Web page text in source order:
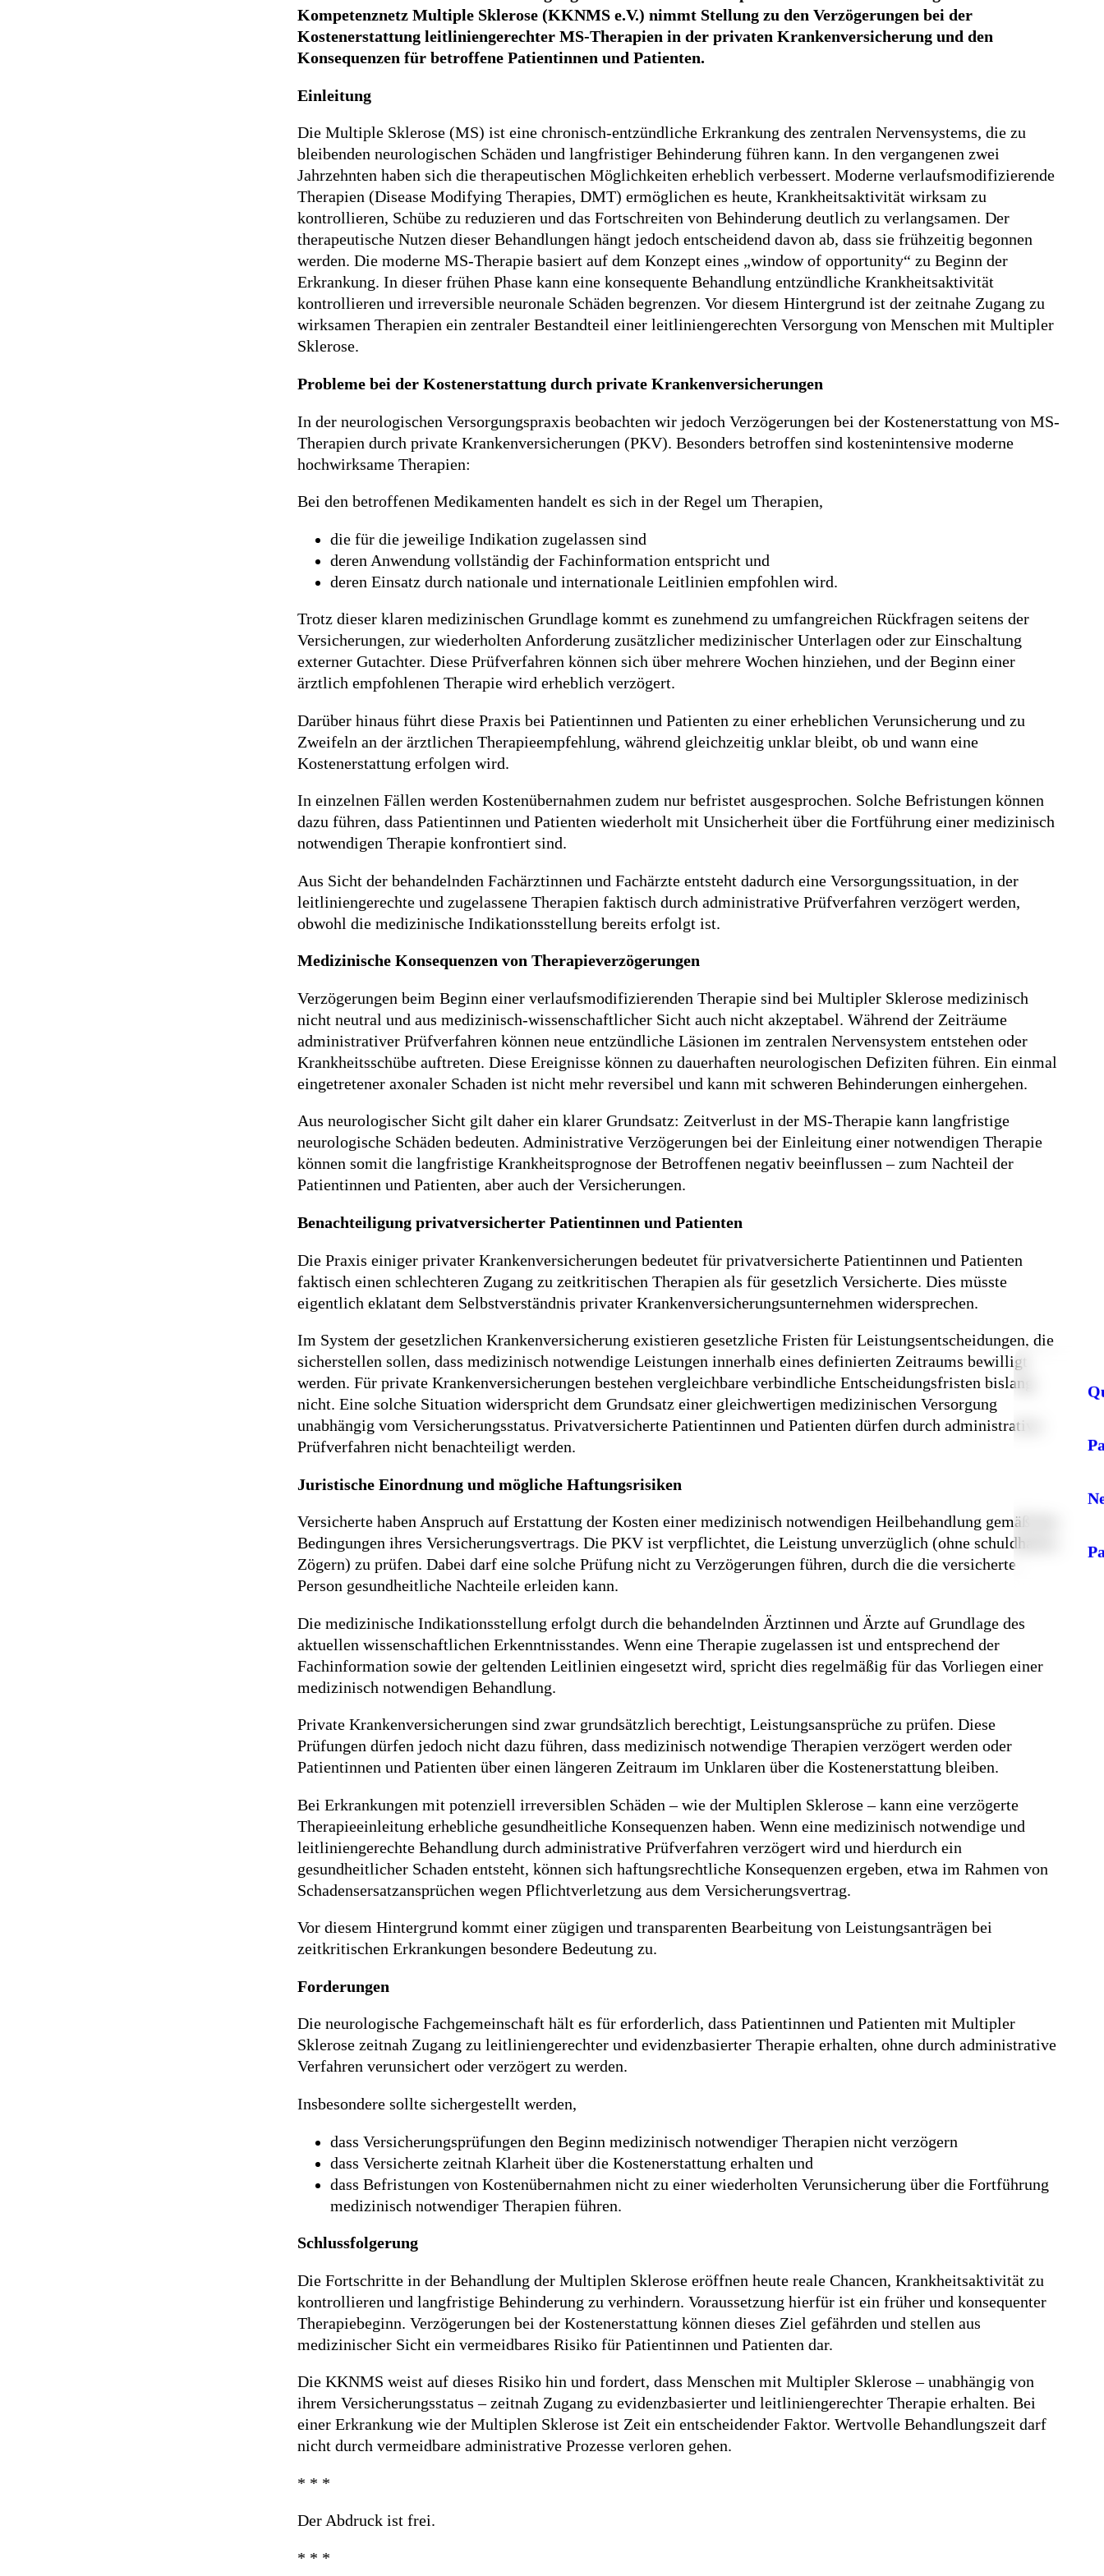
Kompetenznetz Multiple Sklerose (KKNMS e.V.) nimmt Stellung zu den Verzögerungen bei der
Kostenerstattung leitliniengerechter MS-Therapien in der privaten Krankenversicherung und den
Konsequenzen für betroffene Patientinnen und Patienten.
Einleitung
Die Multiple Sklerose (MS) ist eine chronisch-entzündliche Erkrankung des zentralen Nervensystems, die zu
bleibenden neurologischen Schäden und langfristiger Behinderung führen kann. In den vergangenen zwei
Jahrzehnten haben sich die therapeutischen Möglichkeiten erheblich verbessert. Moderne verlaufsmodifizierende
Therapien (Disease Modifying Therapies, DMT) ermöglichen es heute, Krankheitsaktivität wirksam zu
kontrollieren, Schübe zu reduzieren und das Fortschreiten von Behinderung deutlich zu verlangsamen. Der
therapeutische Nutzen dieser Behandlungen hängt jedoch entscheidend davon ab, dass sie frühzeitig begonnen
werden. Die moderne MS-Therapie basiert auf dem Konzept eines „window of opportunity“ zu Beginn der
Erkrankung. In dieser frühen Phase kann eine konsequente Behandlung entzündliche Krankheitsaktivität
kontrollieren und irreversible neuronale Schäden begrenzen. Vor diesem Hintergrund ist der zeitnahe Zugang zu
wirksamen Therapien ein zentraler Bestandteil einer leitliniengerechten Versorgung von Menschen mit Multipler
Sklerose.
Probleme bei der Kostenerstattung durch private Krankenversicherungen
In der neurologischen Versorgungspraxis beobachten wir jedoch Verzögerungen bei der Kostenerstattung von MS-
Therapien durch private Krankenversicherungen (PKV). Besonders betroffen sind kostenintensive moderne
hochwirksame Therapien:
Bei den betroffenen Medikamenten handelt es sich in der Regel um Therapien,
die für die jeweilige Indikation zugelassen sind
deren Anwendung vollständig der Fachinformation entspricht und
deren Einsatz durch nationale und internationale Leitlinien empfohlen wird.
Trotz dieser klaren medizinischen Grundlage kommt es zunehmend zu umfangreichen Rückfragen seitens der
Versicherungen, zur wiederholten Anforderung zusätzlicher medizinischer Unterlagen oder zur Einschaltung
externer Gutachter. Diese Prüfverfahren können sich über mehrere Wochen hinziehen, und der Beginn einer
ärztlich empfohlenen Therapie wird erheblich verzögert.
Darüber hinaus führt diese Praxis bei Patientinnen und Patienten zu einer erheblichen Verunsicherung und zu
Zweifeln an der ärztlichen Therapieempfehlung, während gleichzeitig unklar bleibt, ob und wann eine
Kostenerstattung erfolgen wird.
In einzelnen Fällen werden Kostenübernahmen zudem nur befristet ausgesprochen. Solche Befristungen können
dazu führen, dass Patientinnen und Patienten wiederholt mit Unsicherheit über die Fortführung einer medizinisch
notwendigen Therapie konfrontiert sind.
Aus Sicht der behandelnden Fachärztinnen und Fachärzte entsteht dadurch eine Versorgungssituation, in der
leitliniengerechte und zugelassene Therapien faktisch durch administrative Prüfverfahren verzögert werden,
obwohl die medizinische Indikationsstellung bereits erfolgt ist.
Medizinische Konsequenzen von Therapieverzögerungen
Verzögerungen beim Beginn einer verlaufsmodifizierenden Therapie sind bei Multipler Sklerose medizinisch
nicht neutral und aus medizinisch-wissenschaftlicher Sicht auch nicht akzeptabel. Während der Zeiträume
administrativer Prüfverfahren können neue entzündliche Läsionen im zentralen Nervensystem entstehen oder
Krankheitsschübe auftreten. Diese Ereignisse können zu dauerhaften neurologischen Defiziten führen. Ein einmal
eingetretener axonaler Schaden ist nicht mehr reversibel und kann mit schweren Behinderungen einhergehen.
Aus neurologischer Sicht gilt daher ein klarer Grundsatz: Zeitverlust in der MS-Therapie kann langfristige
neurologische Schäden bedeuten. Administrative Verzögerungen bei der Einleitung einer notwendigen Therapie
können somit die langfristige Krankheitsprognose der Betroffenen negativ beeinflussen – zum Nachteil der
Patientinnen und Patienten, aber auch der Versicherungen.
Benachteiligung privatversicherter Patientinnen und Patienten
Die Praxis einiger privater Krankenversicherungen bedeutet für privatversicherte Patientinnen und Patienten
faktisch einen schlechteren Zugang zu zeitkritischen Therapien als für gesetzlich Versicherte. Dies müsste
eigentlich eklatant dem Selbstverständnis privater Krankenversicherungsunternehmen widersprechen.
Im System der gesetzlichen Krankenversicherung existieren gesetzliche Fristen für Leistungsentscheidungen, die
sicherstellen sollen, dass medizinisch notwendige Leistungen innerhalb eines definierten Zeitraums bewilligt
werden. Für private Krankenversicherungen bestehen vergleichbare verbindliche Entscheidungsfristen bislang
nicht. Eine solche Situation widerspricht dem Grundsatz einer gleichwertigen medizinischen Versorgung
unabhängig vom Versicherungsstatus. Privatversicherte Patientinnen und Patienten dürfen durch administrative
Prüfverfahren nicht benachteiligt werden.
Juristische Einordnung und mögliche Haftungsrisiken
Versicherte haben Anspruch auf Erstattung der Kosten einer medizinisch notwendigen Heilbehandlung gemäß den
Bedingungen ihres Versicherungsvertrags. Die PKV ist verpflichtet, die Leistung unverzüglich (ohne schuldhaftes
Zögern) zu prüfen. Dabei darf eine solche Prüfung nicht zu Verzögerungen führen, durch die die versicherte
Person gesundheitliche Nachteile erleiden kann.
Die medizinische Indikationsstellung erfolgt durch die behandelnden Ärztinnen und Ärzte auf Grundlage des
aktuellen wissenschaftlichen Erkenntnisstandes. Wenn eine Therapie zugelassen ist und entsprechend der
Fachinformation sowie der geltenden Leitlinien eingesetzt wird, spricht dies regelmäßig für das Vorliegen einer
medizinisch notwendigen Behandlung.
Private Krankenversicherungen sind zwar grundsätzlich berechtigt, Leistungsansprüche zu prüfen. Diese
Prüfungen dürfen jedoch nicht dazu führen, dass medizinisch notwendige Therapien verzögert werden oder
Patientinnen und Patienten über einen längeren Zeitraum im Unklaren über die Kostenerstattung bleiben.
Bei Erkrankungen mit potenziell irreversiblen Schäden – wie der Multiplen Sklerose – kann eine verzögerte
Therapieeinleitung erhebliche gesundheitliche Konsequenzen haben. Wenn eine medizinisch notwendige und
leitliniengerechte Behandlung durch administrative Prüfverfahren verzögert wird und hierdurch ein
gesundheitlicher Schaden entsteht, können sich haftungsrechtliche Konsequenzen ergeben, etwa im Rahmen von
Schadensersatzansprüchen wegen Pflichtverletzung aus dem Versicherungsvertrag.
Vor diesem Hintergrund kommt einer zügigen und transparenten Bearbeitung von Leistungsanträgen bei
zeitkritischen Erkrankungen besondere Bedeutung zu.
Forderungen
Die neurologische Fachgemeinschaft hält es für erforderlich, dass Patientinnen und Patienten mit Multipler
Sklerose zeitnah Zugang zu leitliniengerechter und evidenzbasierter Therapie erhalten, ohne durch administrative
Verfahren verunsichert oder verzögert zu werden.
Insbesondere sollte sichergestellt werden,
dass Versicherungsprüfungen den Beginn medizinisch notwendiger Therapien nicht verzögern
dass Versicherte zeitnah Klarheit über die Kostenerstattung erhalten und
dass Befristungen von Kostenübernahmen nicht zu einer wiederholten Verunsicherung über die Fortführung
medizinisch notwendiger Therapien führen.
Schlussfolgerung
Die Fortschritte in der Behandlung der Multiplen Sklerose eröffnen heute reale Chancen, Krankheitsaktivität zu
kontrollieren und langfristige Behinderung zu verhindern. Voraussetzung hierfür ist ein früher und konsequenter
Therapiebeginn. Verzögerungen bei der Kostenerstattung können dieses Ziel gefährden und stellen aus
medizinischer Sicht ein vermeidbares Risiko für Patientinnen und Patienten dar.
Die KKNMS weist auf dieses Risiko hin und fordert, dass Menschen mit Multipler Sklerose – unabhängig von
ihrem Versicherungsstatus – zeitnah Zugang zu evidenzbasierter und leitliniengerechter Therapie erhalten. Bei
einer Erkrankung wie der Multiplen Sklerose ist Zeit ein entscheidender Faktor. Wertvolle Behandlungszeit darf
nicht durch vermeidbare administrative Prozesse verloren gehen.
* * *
Der Abdruck ist frei.
* * *